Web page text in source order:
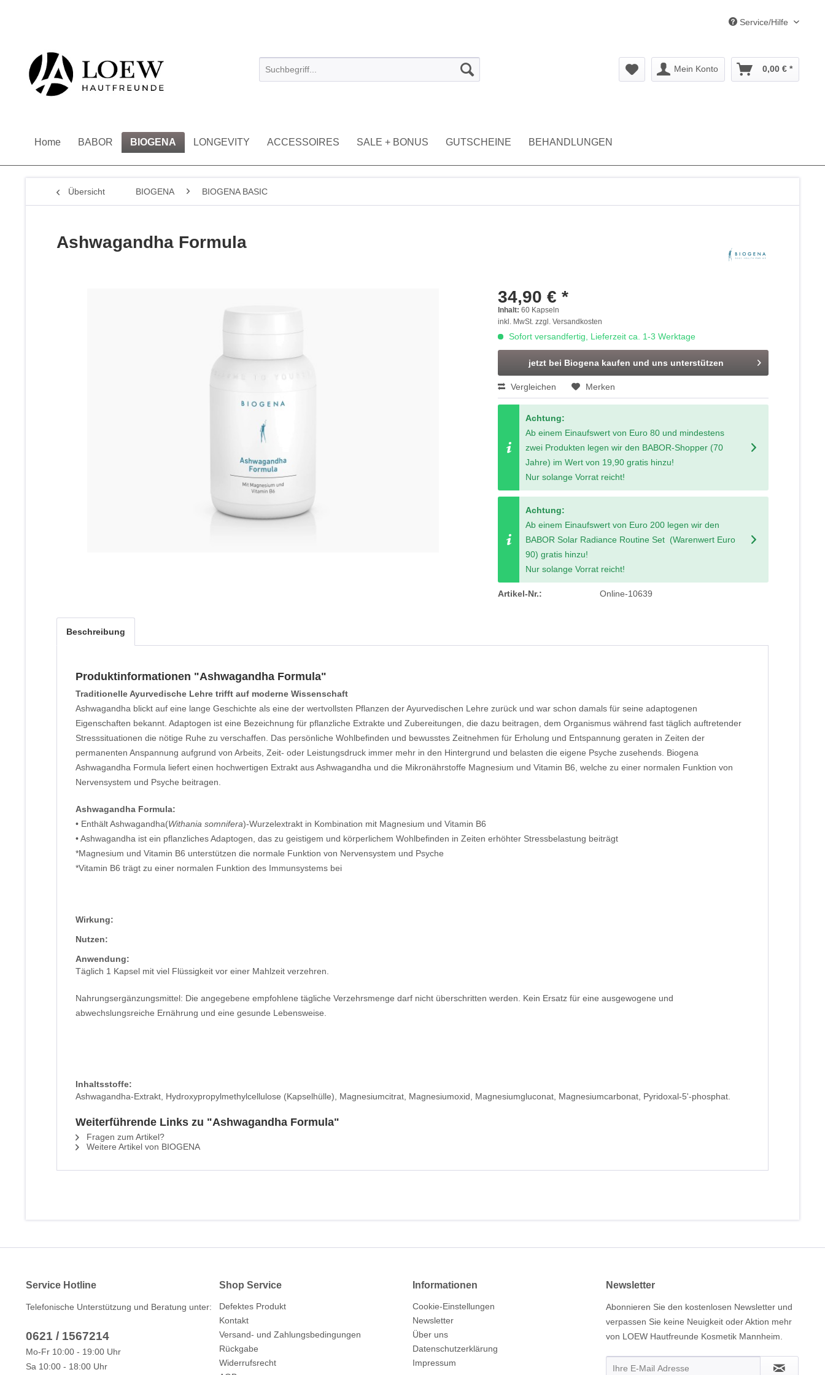
Service/Hilfe
Mein Konto 0,00 € *
Home BABOR BIOGENA LONGEVITY ACCESSOIRES SALE + BONUS GUTSCHEINE BEHANDLUNGEN
Übersicht BIOGENA BIOGENA BASIC
Ashwagandha Formula
34,90 € *
Inhalt:60 Kapseln
inkl. MwSt.zzgl. Versandkosten
Sofort versandfertig, Lieferzeit ca. 1-3 Werktage
jetzt bei Biogena kaufen und uns unterstützen
Vergleichen Merken
Achtung:
Ab einem Einaufswert von Euro 80 und mindestens
zwei Produkten legen wir den BABOR-Shopper (70
Jahre) im Wert von 19,90 gratis hinzu!
Nur solange Vorrat reicht!
Achtung:
Ab einem Einaufswert von Euro 200 legen wir den
BABOR Solar Radiance Routine Set (Warenwert Euro
90) gratis hinzu!
Nur solange Vorrat reicht!
Artikel-Nr.: Online-10639
Beschreibung
Produktinformationen "Ashwagandha Formula"
Traditionelle Ayurvedische Lehre trifft auf moderne Wissenschaft
Ashwagandha blickt auf eine lange Geschichte als eine der wertvollsten Pflanzen der Ayurvedischen Lehre zurück und war schon damals für seine adaptogenen
Eigenschaften bekannt. Adaptogen ist eine Bezeichnung für pflanzliche Extrakte und Zubereitungen, die dazu beitragen, dem Organismus während fast täglich auftretender
Stresssituationen die nötige Ruhe zu verschaffen. Das persönliche Wohlbefinden und bewusstes Zeitnehmen für Erholung und Entspannung geraten in Zeiten der
permanenten Anspannung aufgrund von Arbeits, Zeit- oder Leistungsdruck immer mehr in den Hintergrund und belasten die eigene Psyche zusehends. Biogena
Ashwagandha Formula liefert einen hochwertigen Extrakt aus Ashwagandha und die Mikronährstoffe Magnesium und Vitamin B6, welche zu einer normalen Funktion von
Nervensystem und Psyche beitragen.
Ashwagandha Formula:
• Enthält Ashwagandha(Withania somnifera)-Wurzelextrakt in Kombination mit Magnesium und Vitamin B6
• Ashwagandha ist ein pflanzliches Adaptogen, das zu geistigem und körperlichem Wohlbefinden in Zeiten erhöhter Stressbelastung beiträgt
*Magnesium und Vitamin B6 unterstützen die normale Funktion von Nervensystem und Psyche
*Vitamin B6 trägt zu einer normalen Funktion des Immunsystems bei
Wirkung:
Nutzen:
Anwendung:
Täglich 1 Kapsel mit viel Flüssigkeit vor einer Mahlzeit verzehren.
Nahrungsergänzungsmittel: Die angegebene empfohlene tägliche Verzehrsmenge darf nicht überschritten werden. Kein Ersatz für eine ausgewogene und
abwechslungsreiche Ernährung und eine gesunde Lebensweise.
Inhaltsstoffe:
Ashwagandha-Extrakt, Hydroxypropylmethylcellulose (Kapselhülle), Magnesiumcitrat, Magnesiumoxid, Magnesiumgluconat, Magnesiumcarbonat, Pyridoxal-5'-phosphat.
Weiterführende Links zu "Ashwagandha Formula"
Fragen zum Artikel?
Weitere Artikel von BIOGENA
Service Hotline
Telefonische Unterstützung und Beratung unter:
0621 / 1567214
Mo-Fr 10:00 - 19:00 Uhr
Sa 10:00 - 18:00 Uhr
Shop Service
Defektes Produkt
Kontakt
Versand- und Zahlungsbedingungen
Rückgabe
Widerrufsrecht
Informationen
Cookie-Einstellungen
Newsletter
Über uns
Datenschutzerklärung
Impressum
Newsletter
Abonnieren Sie den kostenlosen Newsletter und
verpassen Sie keine Neuigkeit oder Aktion mehr
von LOEW Hautfreunde Kosmetik Mannheim.